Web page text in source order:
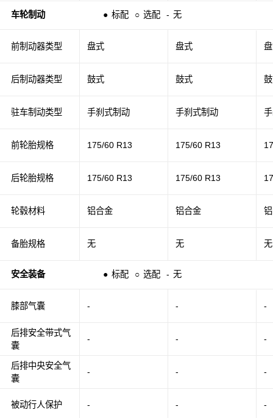
车轮制动 ● 标配 ○ 选配 - 无
前制动器类型
后制动器类型
驻车制动类型
前轮胎规格
后轮胎规格
轮毂材料
备胎规格
安全装备 ● 标配 ○ 选配 - 无
膝部气囊
后排安全带式气
囊
后排中央安全气
囊
被动行人保护
盘式 盘式
鼓式 鼓式
手刹式制动 手刹式制动
175/60 R13 175/60 R13
175/60 R13 175/60 R13
铝合金 铝合金
无 无 无
- - -
- - -
- - -
- - -